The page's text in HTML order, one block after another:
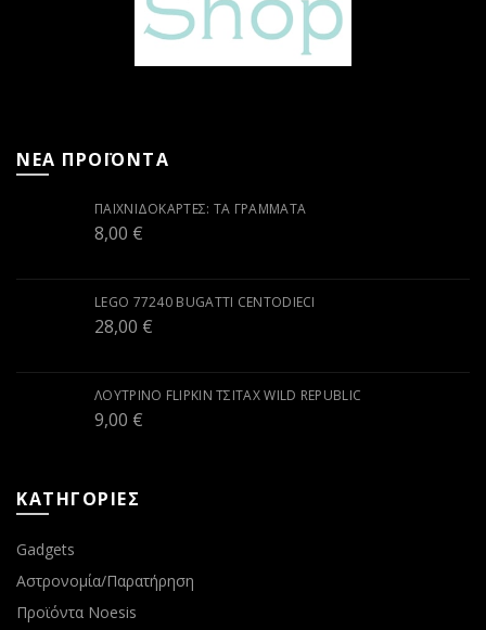
ΝΕΑ ΠΡΟΪΟΝΤΑ
ΠΑΙΧΝΙΔΟΚΆΡΤΕΣ: ΤΑ ΓΡΆΜΜΑΤΑ
8,00 €
LEGO 77240 BUGATTI CENTODIECI
28,00 €
ΛΟΎΤΡΙΝΟ FLIPKIN ΤΣΙΤΆΧ WILD REPUBLIC
9,00 €
ΚΑΤΗΓΟΡΙΕΣ
Gadgets
Αστρονομία/Παρατήρηση
Προϊόντα Noesis